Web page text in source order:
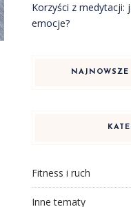
Korzyści z medytacji:
emocje?
Fitness i ruch
Inne tematy